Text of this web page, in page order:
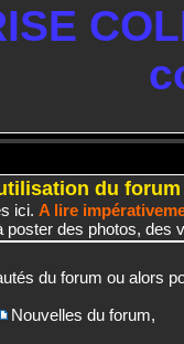
du forum
ici. A lire
poster des photos, des
du forum ou alors
Nouvelles du forum,